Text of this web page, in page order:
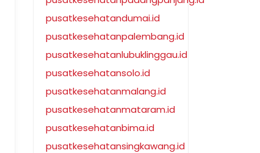
pusatkesehatandumai.id
pusatkesehatanpalembang.id
pusatkesehatanlubuklinggau.id
pusatkesehatansolo.id
pusatkesehatanmalang.id
pusatkesehatanmataram.id
pusatkesehatanbima.id
pusatkesehatansingkawang.id